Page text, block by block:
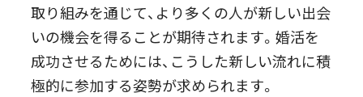
取り組みを通じて、より多くの人が新しい出会
いの機会を得ることが期待されます。婚活を
成功させるためには、こうした新しい流れに積
極的に参加する姿勢が求められます。